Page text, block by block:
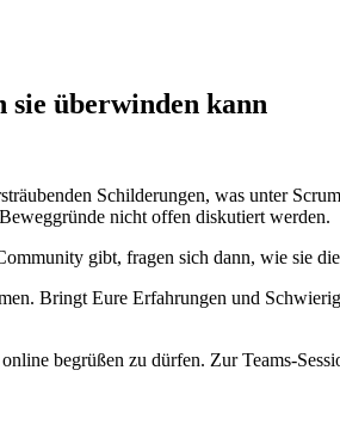
sie überwinden kann
Schilderungen, was unter
nicht offen diskutiert werden.
gibt, fragen sich dann, wie sie
Bringt Eure Erfahrungen und
begrüßen zu dürfen. Zur Teams-